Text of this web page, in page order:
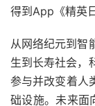
得到App《精英
从网络纪元到智
生到长寿社会，
参与并改变着人
础设施。未来面